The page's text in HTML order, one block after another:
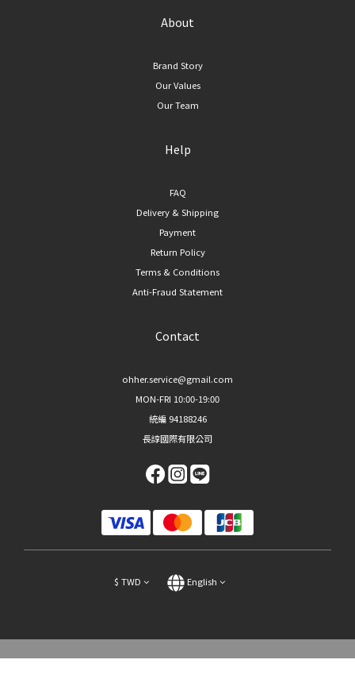
About
Brand Story
Our Values
Our Team
Help
FAQ
Delivery & Shipping
Payment
Return Policy
Terms & Conditions
Anti-Fraud Statement
Contact
ohher.service@gmail.com
MON-FRI 10:00-19:00
統編 94188246
長諄國際有限公司
$ TWD English